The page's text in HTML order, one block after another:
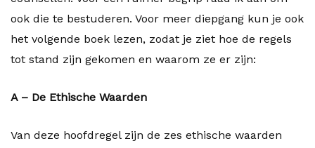
ook die te bestuderen. Voor meer diepgang kun je ook
het volgende boek lezen, zodat je ziet hoe de regels
tot stand zijn gekomen en waarom ze er zijn:
A – De Ethische Waarden
Van deze hoofdregel zijn de zes ethische waarden